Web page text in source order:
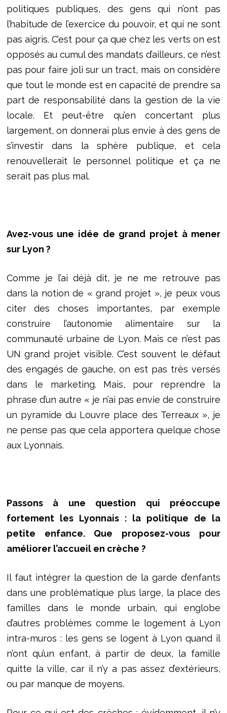
politiques publiques, des gens qui n’ont pas
l’habitude de l’exercice du pouvoir, et qui ne sont
pas aigris. C’est pour ça que chez les verts on est
opposés au cumul des mandats d’ailleurs, ce n’est
pas pour faire joli sur un tract, mais on considère
que tout le monde est en capacité de prendre sa
part de responsabilité dans la gestion de la vie
locale. Et peut-être qu’en concertant plus
largement, on donnerai plus envie à des gens de
s’investir dans la sphère publique, et cela
renouvellerait le personnel politique et ça ne
serait pas plus mal.
Avez-vous une idée de grand projet à mener
sur Lyon ?
Comme je l’ai déjà dit, je ne me retrouve pas
dans la notion de « grand projet », je peux vous
citer des choses importantes, par exemple
construire l’autonomie alimentaire sur la
communauté urbaine de Lyon. Mais ce n’est pas
UN grand projet visible. C’est souvent le défaut
des engagés de gauche, on est pas très versés
dans le marketing. Mais, pour reprendre la
phrase d’un autre « je n’ai pas envie de construire
un pyramide du Louvre place des Terreaux », je
ne pense pas que cela apportera quelque chose
aux Lyonnais.
Passons à une question qui préoccupe
fortement les Lyonnais : la politique de la
petite enfance. Que proposez-vous pour
améliorer l’accueil en crèche ?
Il faut intégrer la question de la garde d’enfants
dans une problématique plus large, la place des
familles dans le monde urbain, qui englobe
d’autres problèmes comme le logement à Lyon
intra-muros : les gens se logent à Lyon quand il
n’ont qu’un enfant, à partir de deux, la famille
quitte la ville, car il n’y a pas assez d’extérieurs,
ou par manque de moyens.